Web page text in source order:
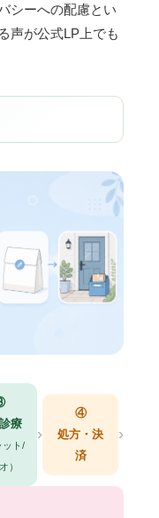
シーへの配慮とい
声が公式LP上でも
療
ット/
）
›
④
処方・決
済
›